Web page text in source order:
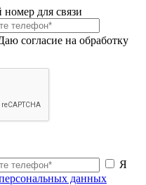
номер для связи
согласие на обработку
Я
данных